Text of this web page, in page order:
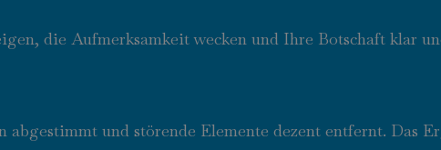
die Aufmerksamkeit wecken und Ihre Botschaft klar
und störende Elemente dezent entfernt. Das